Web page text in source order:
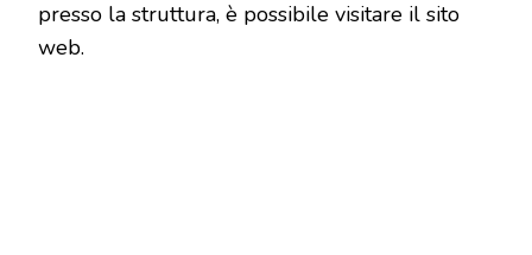
presso la struttura, è possibile visitare il sito
web.